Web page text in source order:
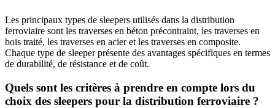
Les principaux types de sleepers utilisés dans la distribution
ferroviaire sont les traverses en béton précontraint, les traverses en
bois traité, les traverses en acier et les traverses en composite.
Chaque type de sleeper présente des avantages spécifiques en termes
de durabilité, de résistance et de coût.
Quels sont les critères à prendre en compte lors du
choix des sleepers pour la distribution ferroviaire ?